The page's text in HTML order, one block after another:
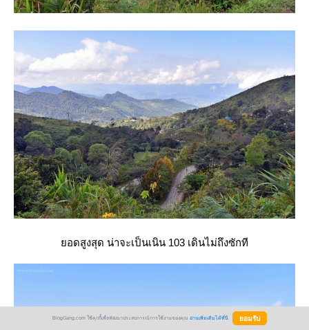
อดสูงสุด น่าจะเป็นเนิน 103 เดินไม่ถึงซักที
BlogGang.com ใช้คุกกี้เพื่อพัฒนาประสบการณ์การใช้งานของคุณ อ่านเพิ่มเติมได้ที่นี่